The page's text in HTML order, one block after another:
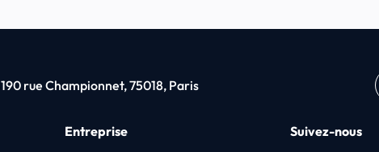
190 rue Championnet, 75018, Paris
Entreprise Suivez-nous